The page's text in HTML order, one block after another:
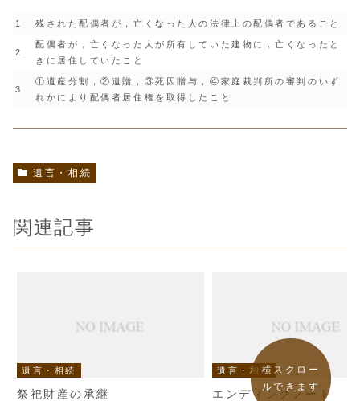
1 残された配偶者が，亡くなった人の法律上の配偶者であること
2
配偶者が，亡くなった人が所有していた建物に，亡くなったと
きに居住していたこと
3
①遺産分割，②遺贈，③死因贈与，④家庭裁判所の審判のいず
れかにより配偶者居住権を取得したこと
遺言・相続
関連記事
遺言・相続
祭祀財産の承継
遺言・相続
エンディングノート
横スクロー
ルできます